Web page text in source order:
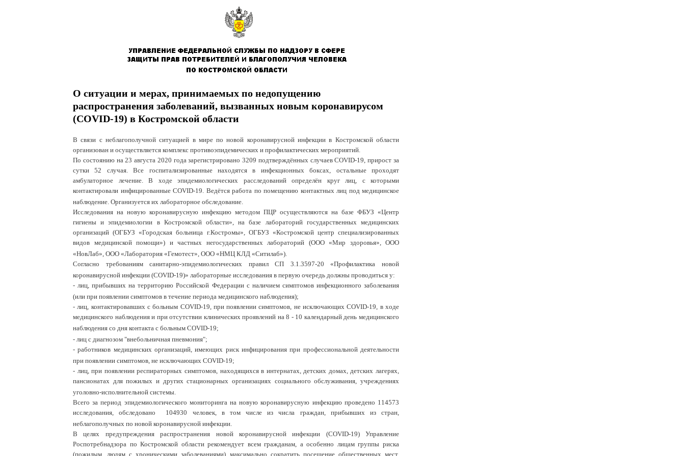
О ситуации и мерах, принимаемых по недопущению
распространения заболеваний, вызванных новым коронавирусом
(COVID-19) в Костромской области
В связи с неблагополучной ситуацией в мире по новой коронавирусной инфекции в Костромской области
организован и осуществляется комплекс противоэпидемических и профилактических мероприятий.
По состоянию на 23 августа 2020 года зарегистрировано 3209 подтверждённых случаев COVID-19, прирост за
сутки 52 случая.Все госпитализированные находятся в инфекционных боксах, остальные проходят
амбулаторное лечение. В ходе эпидемиологических расследований определён круг лиц, с которыми
контактировали инфицированные COVID-19. Ведётся работа по помещению контактных лиц под медицинское
наблюдение. Организуется их лабораторное обследование.
Исследования на новую коронавирусную инфекцию методом ПЦР осуществляются на базе ФБУЗ «Центр
гигиены и эпидемиологии в Костромской области», на базе лабораторий государственных медицинских
организаций (ОГБУЗ «Городская больница г.Костромы», ОГБУЗ «Костромской центр специализированных
видов медицинской помощи») и частных негосударственных лабораторий (ООО «Мир здоровья», ООО
«НовЛаб», ООО «Лаборатория «Гемотест», ООО «НМЦ КЛД «Ситилаб»).
Согласно требованиям санитарно-эпидемиологических правил СП 3.1.3597-20 «Профилактика новой
коронавирусной инфекции (COVID-19)» лабораторные исследования в первую очередь должны проводиться у:
- лиц, прибывших на территорию Российской Федерации с наличием симптомов инфекционного заболевания
(или при появлении симптомов в течение периода медицинского наблюдения);
- лиц, контактировавших с больным COVID-19, при появлении симптомов, не исключающих COVID-19, в ходе
медицинского наблюдения и при отсутствии клинических проявлений на 8 - 10 календарный день медицинского
наблюдения со дня контакта с больным COVID-19;
- лиц с диагнозом "внебольничная пневмония";
- работников медицинских организаций, имеющих риск инфицирования при профессиональной деятельности
при появлении симптомов, не исключающих COVID-19;
- лиц, при появлении респираторных симптомов, находящихся в интернатах, детских домах, детских лагерях,
пансионатах для пожилых и других стационарных организациях социального обслуживания, учреждениях
уголовно-исполнительной системы.
Всего за период эпидемиологического мониторинга на новую коронавирусную инфекцию проведено 114573
исследования, обследовано 104930 человек, в том числе из числа граждан, прибывших из стран,
неблагополучных по новой коронавирусной инфекции.
В целях предупреждения распространения новой коронавирусной инфекции (COVID-19) Управление
Роспотребнадзора по Костромской области рекомендует всем гражданам, а особенно лицам группы риска
(пожилым, людям с хроническими заболеваниями) максимально сократить посещение общественных мест.